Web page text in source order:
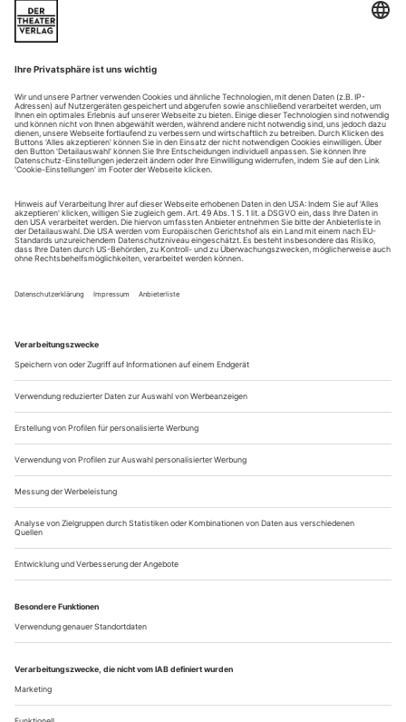
Valery Gergiev und «Salome», das ist eine lange Geschichte.
Die neue Produktion am Mariinsky Theater markiert seine
Dekaden hatte er es sich zum ersten Mal vorgenommen,
zuletzt stand es vor dreizehn Jahren auf dem Spielplan. Nun
hat er sich mit Marat Gatsalov einen prominenten
Schauspielregisseur ins Haus...
Daniel Barenboim eröffnet in Berlin den Konzertsaal seiner
Musikakademie
Das Beste kam zum Schluss. Jedenfalls für den Hörer in Block
J, Reihe 2, Platz 12, oben auf der gewellten Rang-Ellipse. Ein
irisierend wogenden, explosiv-delikaten Gespinsten, was zuvor
– bei Mozart (Es-Dur-Quartett KV 493) zum Beispiel oder
bei...
Blickgeworden
Christoph Marthalers Hamburger «Lulu» macht sprachlos, Kent
Nagano schärft Bergs Partitur und präsentiert einen neuen Schluss
Am Anfang die Stille. Menschentiere, keine Sensationen,
weder Klang noch Dynamik, stattdessen: Erstarrung. Auch
der Ort selbst, ein Laboratorium ungenutzter magischer
Möglichkeiten, scheint wie verwaist. Tische, Stühle, ein
Sprungbrett, Bilder und Rahmen, unbelebte Materie; hinten
ein Käfig mit mehreren Vorhängen. In diese Wartehalle der
Vergeblichkeit schiebt nun...